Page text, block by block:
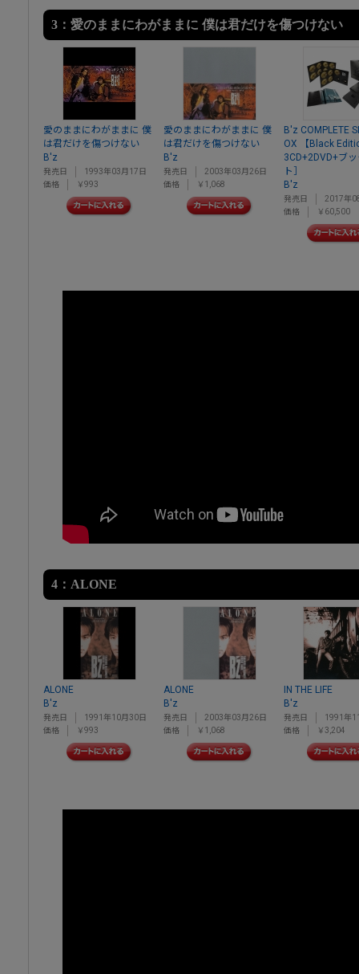
3：愛のままにわがままに 僕は君だけを傷つけない
愛のままにわがままに 僕
は君だけを傷つけない
B'z
発売日
1993年03月17日
価格
￥993
愛のままにわがままに 僕
は君だけを傷つけない
B'z
発売日
2003年03月26日
価格
￥1,068
B'z COMPLETE
OX 【Black
3CD+2DVD+ブ
ト］
B'z
発売日
2017年
価格
￥60,500
4：ALONE
ALONE
B'z
発売日
1991年10月30日
価格
￥993
ALONE
B'z
発売日
2003年03月26日
価格
￥1,068
IN THE LIFE
B'z
発売日
1991年
価格
￥3,204